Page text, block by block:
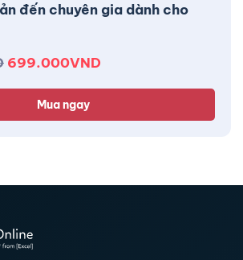
đến chuyên gia dành cho
699.000VND
Mua ngay